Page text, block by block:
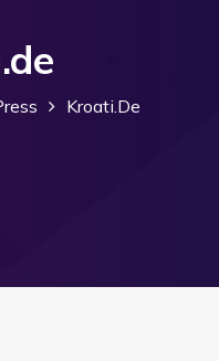
Kroati.de